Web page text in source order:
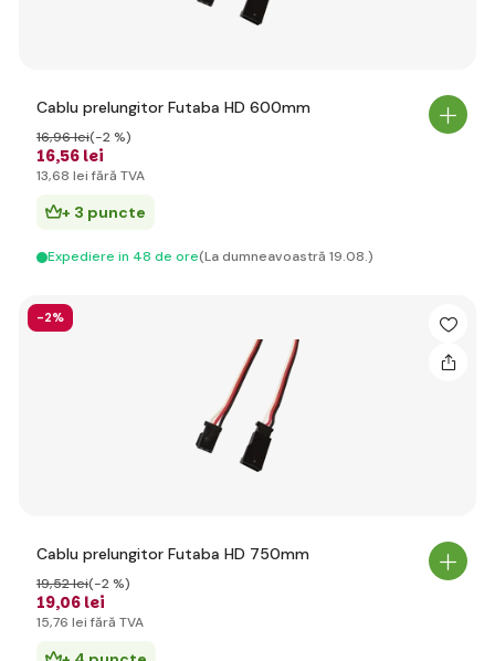
Cablu prelungitor Futaba HD 600mm
16,56 lei
16,96 lei(-2 %)
13,68 lei fără TVA
+ 3 puncte
Expediere in 48 de ore(La dumneavoastră 19.08.)
-2%
Cablu prelungitor Futaba HD 750mm
19,06 lei
19,52 lei(-2 %)
15,76 lei fără TVA